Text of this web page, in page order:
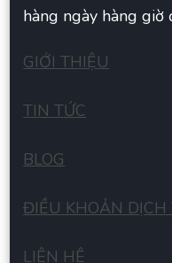
hàng ngày hàng giờ
GIỚI THIỆU
TIN TỨC
BLOG
ĐIỀU KHOẢN DỊCH
LIÊN HÊ